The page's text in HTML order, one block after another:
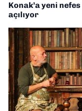
Konak’a yeni
açılıyor